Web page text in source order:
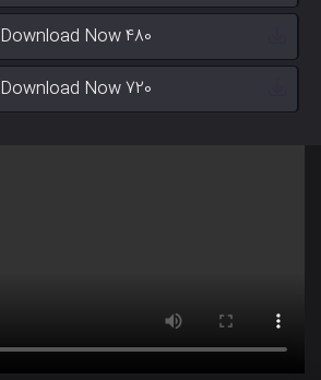
Download Now 480
Download Now 720